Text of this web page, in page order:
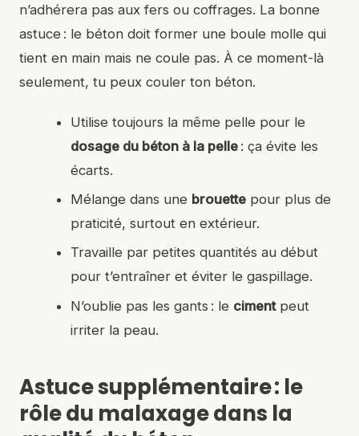
n’adhérera pas aux fers ou coffrages. La bonne
astuce : le béton doit former une boule molle qui
tient en main mais ne coule pas. À ce moment-là
seulement, tu peux couler ton béton.
Utilise toujours la même pelle pour le
dosage du béton à la pelle : ça évite les
écarts.
Mélange dans une brouette pour plus de
praticité, surtout en extérieur.
Travaille par petites quantités au début
pour t’entraîner et éviter le gaspillage.
N’oublie pas les gants : le cimentpeut
irriter la peau.
Astuce supplémentaire : le
rôle du malaxage dans la